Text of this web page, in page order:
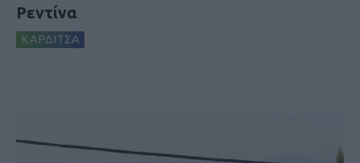
Ρεντίνα
ΚΑΡΔΙΤΣΑ